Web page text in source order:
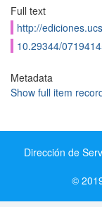
Full text
http://
10.29344/
Metadata
Show full item
Dirección de
©